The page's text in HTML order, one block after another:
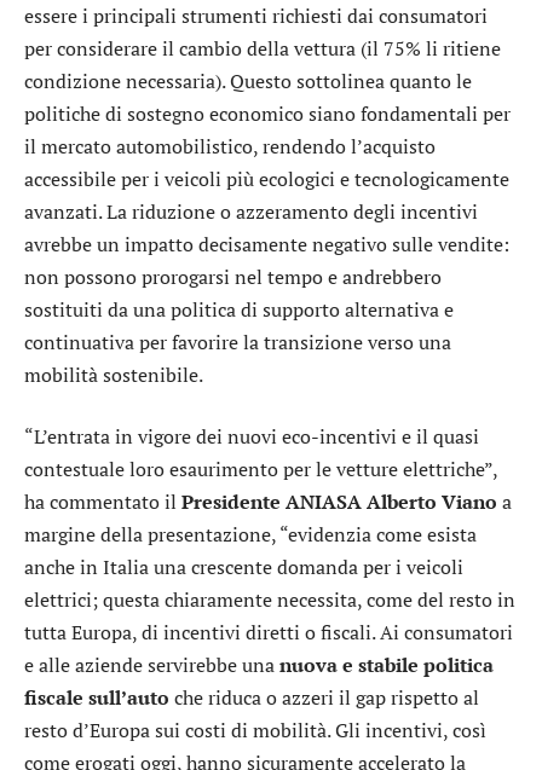
essere i principali strumenti richiesti dai consumatori
per considerare il cambio della vettura (il 75% li ritiene
condizione necessaria). Questo sottolinea quanto le
politiche di sostegno economico siano fondamentali per
il mercato automobilistico, rendendo l’acquisto
accessibile per i veicoli più ecologici e tecnologicamente
avanzati. La riduzione o azzeramento degli incentivi
avrebbe un impatto decisamente negativo sulle vendite:
non possono prorogarsi nel tempo e andrebbero
sostituiti da una politica di supporto alternativa e
continuativa per favorire la transizione verso una
mobilità sostenibile.
“L’entrata in vigore dei nuovi eco-incentivi e il quasi
contestuale loro esaurimento per le vetture elettriche”,
ha commentato il Presidente ANIASA Alberto Viano a
margine della presentazione, “evidenzia come esista
anche in Italia una crescente domanda per i veicoli
elettrici; questa chiaramente necessita, come del resto in
tutta Europa, di incentivi diretti o fiscali. Ai consumatori
e alle aziende servirebbe unanuova e stabile politica
fiscale sull’auto che riduca o azzeri il gap rispetto al
resto d’Europa sui costi di mobilità. Gli incentivi, così
come erogati oggi, hanno sicuramente accelerato la